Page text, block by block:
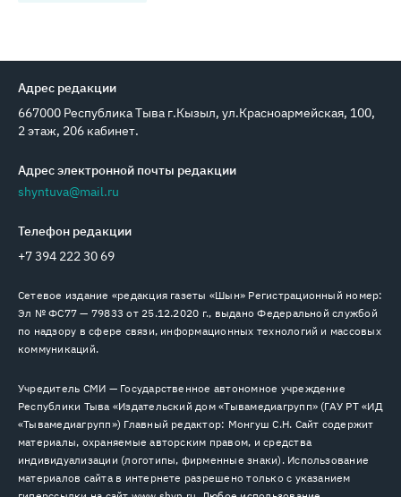
Адрес редакции
667000 Республика Тыва г.Кызыл, ул.Красноармейская, 100,
2 этаж, 206 кабинет.
Адрес электронной почты редакции
shyntuva@mail.ru
Телефон редакции
+7 394 222 30 69
Сетевое издание «редакция газеты «Шын» Регистрационный номер:
Эл № ФС77 — 79833 от 25.12.2020 г., выдано Федеральной службой
по надзору в сфере связи, информационных технологий и массовых
коммуникаций.
Учредитель СМИ — Государственное автономное учреждение
Республики Тыва «Издательский дом «Тывамедиагрупп» (ГАУ РТ «ИД
«Тывамедиагрупп») Главный редактор: Монгуш С.Н. Сайт содержит
материалы, охраняемые авторским правом, и средства
индивидуализации (логотипы, фирменные знаки). Использование
материалов сайта в интернете разрешено только с указанием